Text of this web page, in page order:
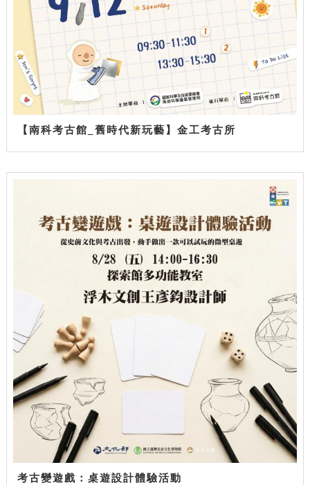
【南科考古館_舊時代新玩藝】金工考古所
考古變遊戲：桌遊設計體驗活動